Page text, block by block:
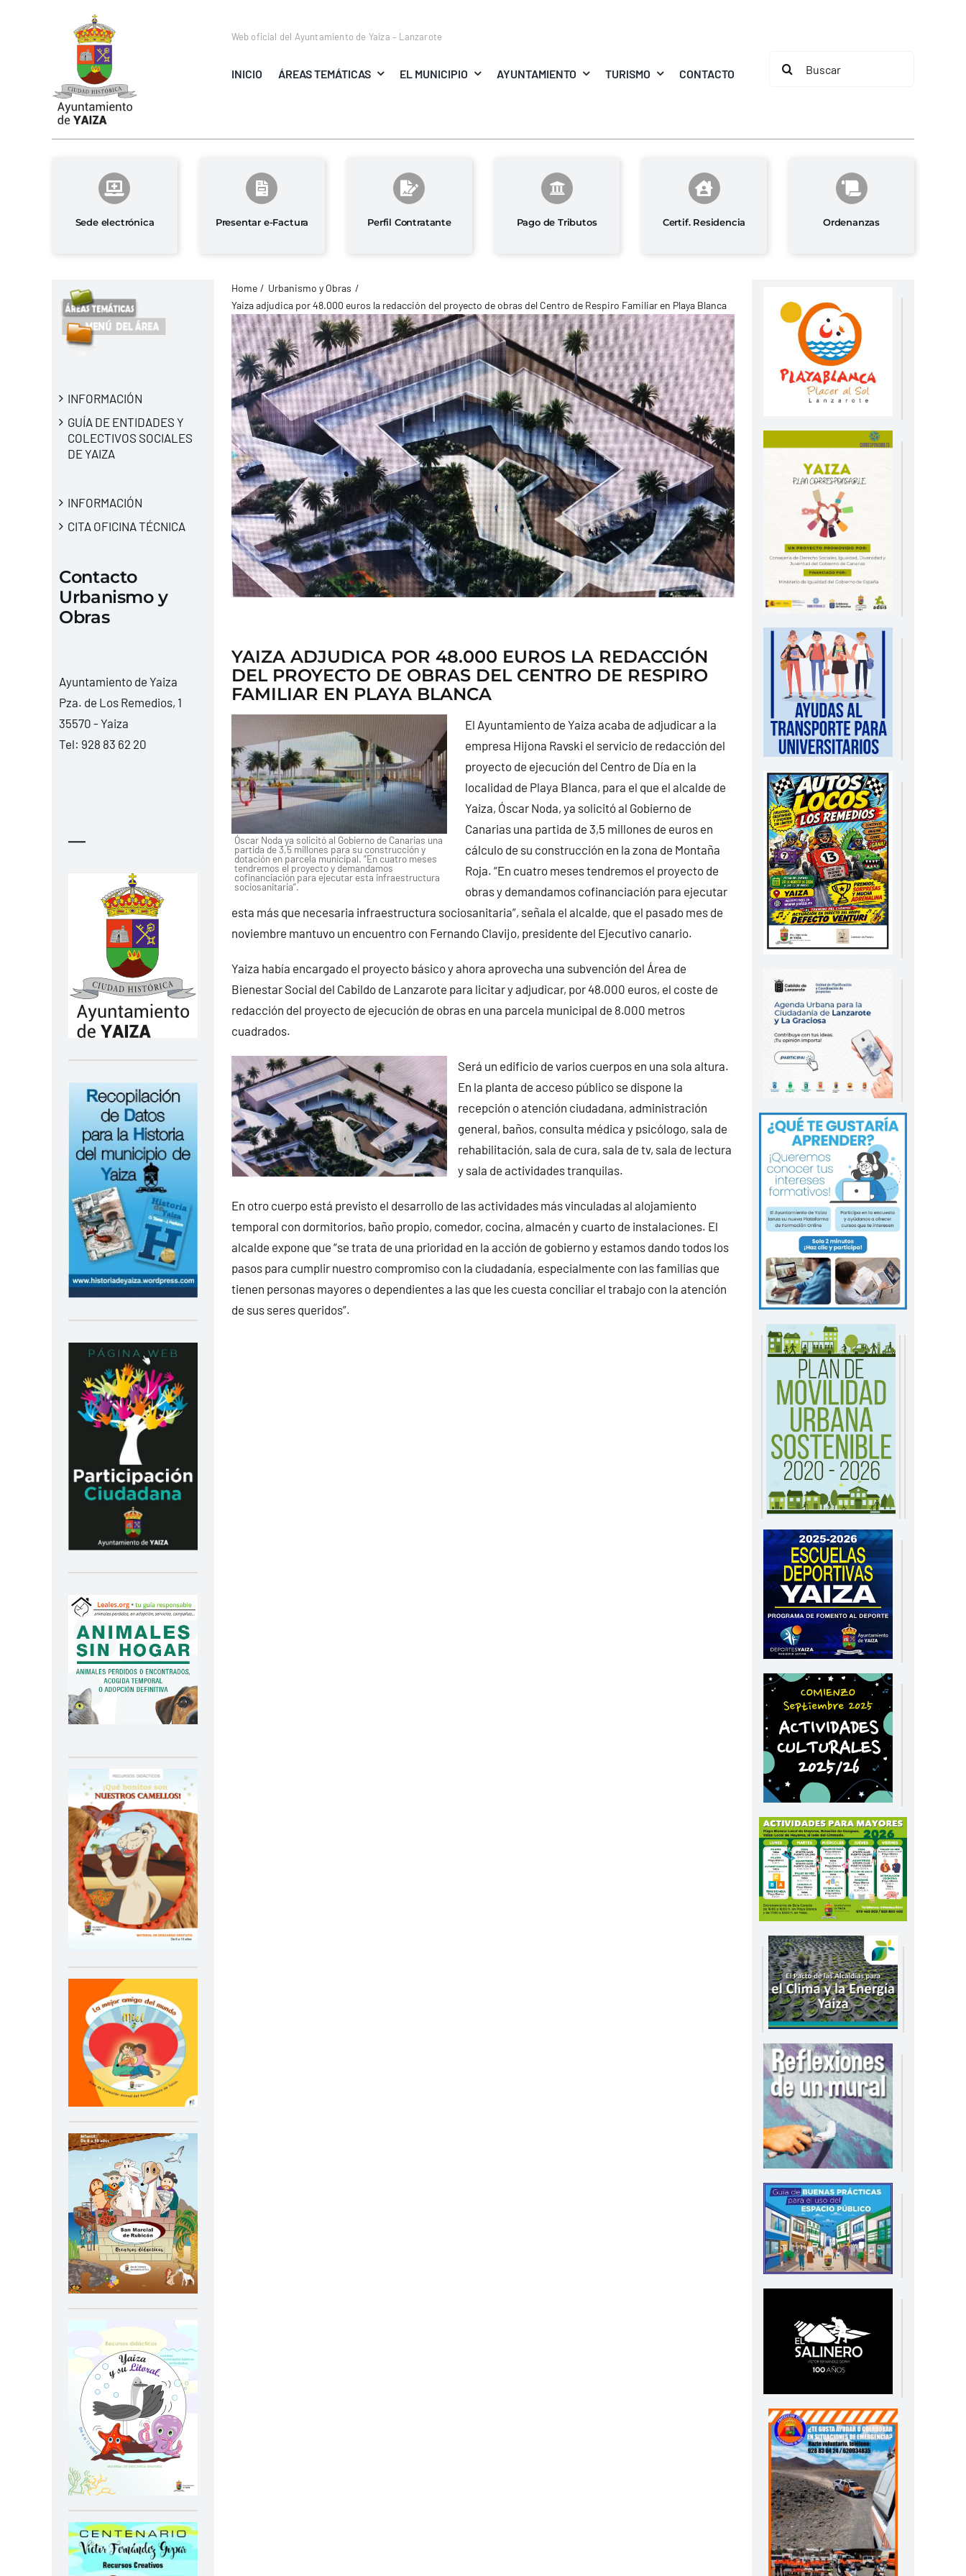
Web oficial del Ayuntamiento de Yaiza – Lanzarote
INICIO ÁREAS TEMÁTICAS EL MUNICIPIO AYUNTAMIENTO TURISMO CONTACTO
Buscar:
Sede electrónica Presentar e-Factura Perfil Contratante Pago de Tributos Certif. Residencia Ordenanzas
INFORMACIÓN
GUÍA DE ENTIDADES Y
COLECTIVOS SOCIALES
DE YAIZA
INFORMACIÓN
CITA OFICINA TÉCNICA
Contacto
Urbanismo y
Obras
Ayuntamiento de Yaiza
Pza. de Los Remedios, 1
35570 - Yaiza
Tel: 928 83 62 20
—
Home
Urbanismo y Obras
Yaiza adjudica por 48.000 euros la redacción del proyecto de obras del Centro de Respiro Familiar en Playa Blanca
YAIZA ADJUDICA POR 48.000 EUROS LA REDACCIÓN
DEL PROYECTO DE OBRAS DEL CENTRO DE RESPIRO
FAMILIAR EN PLAYA BLANCA
Óscar Noda ya solicitó al Gobierno de Canarias una
partida de 3,5 millones para su construcción y
dotación en parcela municipal. “En cuatro meses
tendremos el proyecto y demandamos
cofinanciación para ejecutar esta infraestructura
sociosanitaria”.
El Ayuntamiento de Yaiza acaba de adjudicar a la
empresa Hijona Ravski el servicio de redacción del
proyecto de ejecución del Centro de Día en la
localidad de Playa Blanca, para el que el alcalde de
Yaiza, Óscar Noda, ya solicitó al Gobierno de
Canarias una partida de 3,5 millones de euros en
cálculo de su construcción en la zona de Montaña
Roja. “En cuatro meses tendremos el proyecto de
obras y demandamos cofinanciación para ejecutar
esta más que necesaria infraestructura sociosanitaria”, señala el alcalde, que el pasado mes de
noviembre mantuvo un encuentro con Fernando Clavijo, presidente del Ejecutivo canario.
Yaiza había encargado el proyecto básico y ahora aprovecha una subvención del Área de
Bienestar Social del Cabildo de Lanzarote para licitar y adjudicar, por 48.000 euros, el coste de
redacción del proyecto de ejecución de obras en una parcela municipal de 8.000 metros
cuadrados.
Será un edificio de varios cuerpos en una sola altura.
En la planta de acceso público se dispone la
recepción o atención ciudadana, administración
general, baños, consulta médica y psicólogo, sala de
rehabilitación, sala de cura, sala de tv, sala de lectura
y sala de actividades tranquilas.
En otro cuerpo está previsto el desarrollo de las actividades más vinculadas al alojamiento
temporal con dormitorios, baño propio, comedor, cocina, almacén y cuarto de instalaciones. El
alcalde expone que “se trata de una prioridad en la acción de gobierno y estamos dando todos los
pasos para cumplir nuestro compromiso con la ciudadanía, especialmente con las familias que
tienen personas mayores o dependientes a las que les cuesta conciliar el trabajo con la atención
de sus seres queridos”.